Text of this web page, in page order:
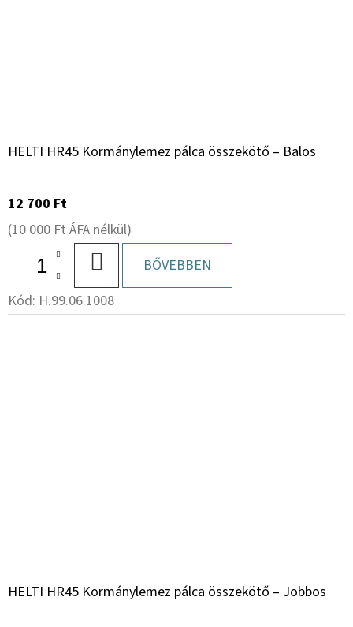
HELTI HR45 Kormánylemez pálca összekötő – Balos
12 700 Ft
(10 000 Ft ÁFA nélkül)
KOSÁRBABŐVEBBEN
Kód: H.99.06.1008
HELTI HR45 Kormánylemez pálca összekötő – Jobbos